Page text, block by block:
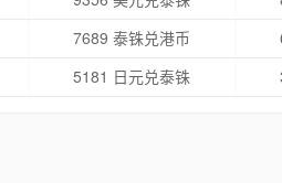
7689 泰铢兑港币
5181 日元兑泰铢